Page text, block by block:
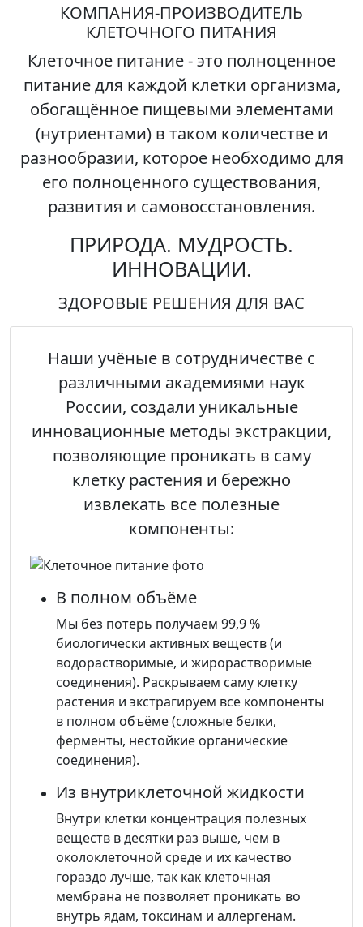
КОМПАНИЯ-ПРОИЗВОДИТЕЛЬ
КЛЕТОЧНОГО ПИТАНИЯ
Клеточное питание- это полноценное
питание для каждой клетки организма,
обогащённое пищевыми элементами
(нутриентами) в таком количестве и
разнообразии, которое необходимо для
его полноценного существования,
развития и самовосстановления.
ПРИРОДА. МУДРОСТЬ.
ИННОВАЦИИ.
ЗДОРОВЫЕ РЕШЕНИЯ ДЛЯ ВАС
Наши учёные в сотрудничестве с
различными академиями наук
России, создали уникальные
инновационные методы экстракции,
позволяющие проникать в саму
клетку растения и бережно
извлекать все полезные
компоненты:
В полном объёме
Мы без потерь получаем 99,9 %
биологически активных веществ (и
водорастворимые, и жирорастворимые
соединения). Раскрываем саму клетку
растения и экстрагируем все компоненты
в полном объёме (сложные белки,
ферменты, нестойкие органические
соединения).
Из внутриклеточной жидкости
Внутри клетки концентрация полезных
веществ в десятки раз выше, чем в
околоклеточной среде и их качество
гораздо лучше, так как клеточная
мембрана не позволяет проникать во
внутрь ядам, токсинам и аллергенам.